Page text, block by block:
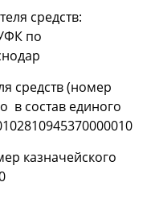
средств:
по
средств (номер
в состав единого
казначейского